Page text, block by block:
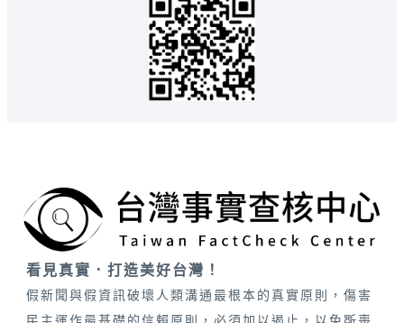
看見真實．打造美好台灣！
假新聞與假資訊破壞人類溝通最根本的真實原則，傷害
民主運作最基礎的信賴原則，必須加以遏止，以免斲喪